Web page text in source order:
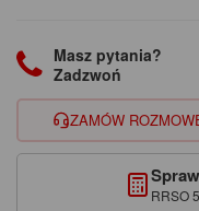
Masz pytania?
Zadzwoń
ZAMÓW
RRSO